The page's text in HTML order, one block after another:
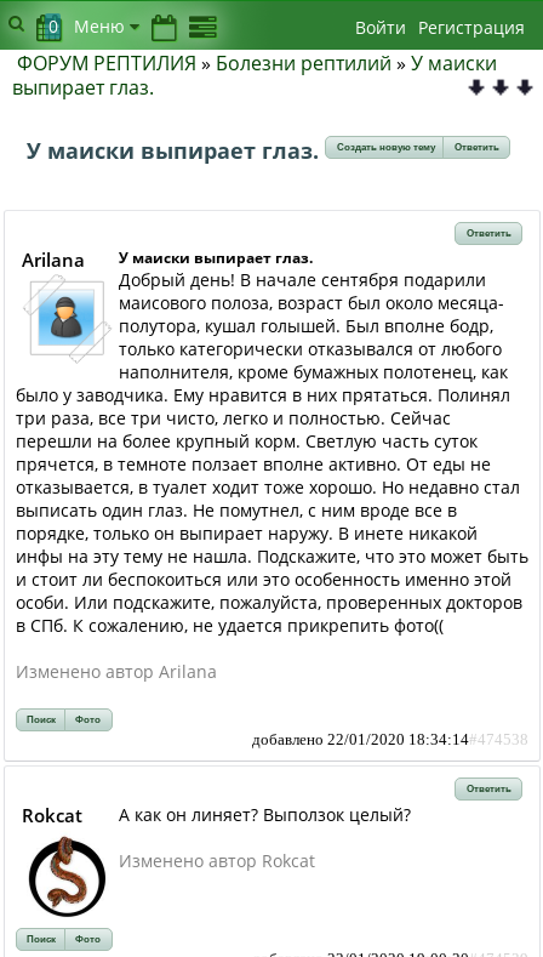
ФОРУМ РЕПТИЛИЯ » Болезни рептилий » У маиски
выпирает глаз.
У маиски выпирает глаз. Создать новую тему Ответить
Ответить
Arilana У маиски выпирает глаз.
Добрый день! В начале сентября подарили
маисового полоза, возраст был около месяца-
полутора, кушал голышей. Был вполне бодр,
только категорически отказывался от любого
наполнителя, кроме бумажных полотенец, как
было у заводчика. Ему нравится в них прятаться. Полинял
три раза, все три чисто, легко и полностью. Сейчас
перешли на более крупный корм. Светлую часть суток
прячется, в темноте ползает вполне активно. От еды не
отказывается, в туалет ходит тоже хорошо. Но недавно стал
выписать один глаз. Не помутнел, с ним вроде все в
порядке, только он выпирает наружу. В инете никакой
инфы на эту тему не нашла. Подскажите, что это может быть
и стоит ли беспокоиться или это особенность именно этой
особи. Или подскажите, пожалуйста, проверенных докторов
в СПб. К сожалению, не удается прикрепить фото((
Изменено автор Arilana
Поиск Фото
добавлено 22/01/2020 18:34:14#474538
Ответить
Rokcat
А как он линяет? Выползок целый?
Изменено автор Rokcat
Поиск Фото
0 Меню Войти Регистрация